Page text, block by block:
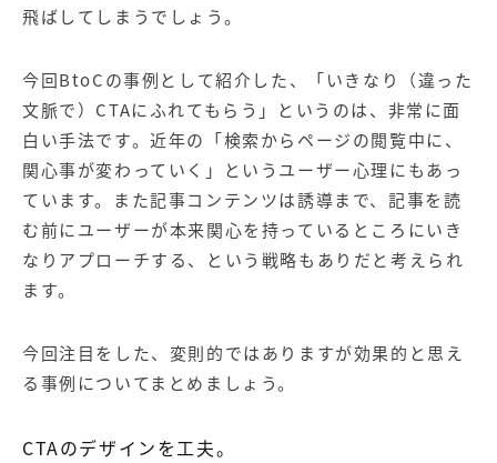
飛ばしてしまうでしょう。
今回BtoCの事例として紹介した、「いきなり（違った
文脈で）CTAにふれてもらう」というのは、非常に面
白い手法です。近年の「検索からページの閲覧中に、
関心事が変わっていく」というユーザー心理にもあっ
ています。また記事コンテンツは誘導まで、記事を読
む前にユーザーが本来関心を持っているところにいき
なりアプローチする、という戦略もありだと考えられ
ます。
今回注目をした、変則的ではありますが効果的と思え
る事例についてまとめましょう。
CTAのデザインを工夫。